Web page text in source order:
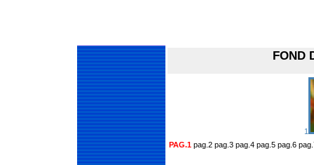
FOND
1
PAG.1 pag.2 pag.3 pag.4 pag.5 pag.6